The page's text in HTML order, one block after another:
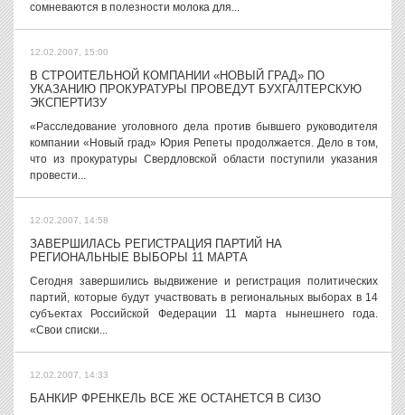
сомневаются в полезности молока для...
12.02.2007, 15:00
В СТРОИТЕЛЬНОЙ КОМПАНИИ «НОВЫЙ ГРАД» ПО
УКАЗАНИЮ ПРОКУРАТУРЫ ПРОВЕДУТ БУХГАЛТЕРСКУЮ
ЭКСПЕРТИЗУ
«Расследование уголовного дела против бывшего руководителя
компании «Новый град» Юрия Репеты продолжается. Дело в том,
что из прокуратуры Свердловской области поступили указания
провести...
12.02.2007, 14:58
ЗАВЕРШИЛАСЬ РЕГИСТРАЦИЯ ПАРТИЙ НА
РЕГИОНАЛЬНЫЕ ВЫБОРЫ 11 МАРТА
Сегодня завершились выдвижение и регистрация политических
партий, которые будут участвовать в региональных выборах в 14
субъектах Российской Федерации 11 марта нынешнего года.
«Свои списки...
12.02.2007, 14:33
БАНКИР ФРЕНКЕЛЬ ВСЕ ЖЕ ОСТАНЕТСЯ В СИЗО